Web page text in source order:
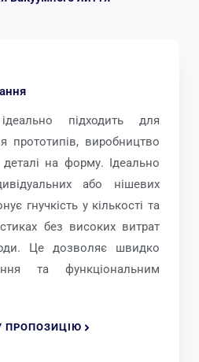
підходить для
прототипів, виробництво
на форму. Ідеально
або нішевих
гнучкість у кількості та
без високих витрат
Це дозволяє швидко
та функціональним
ПРОПОЗИЦІЮ